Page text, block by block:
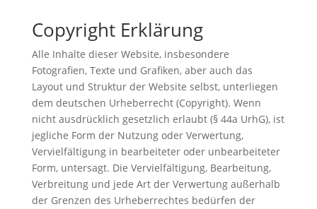
Copyright Erklärung
Alle Inhalte dieser Website, insbesondere
Fotografien, Texte und Grafiken, aber auch das
Layout und Struktur der Website selbst, unterliegen
dem deutschen Urheberrecht (Copyright). Wenn
nicht ausdrücklich gesetzlich erlaubt (§ 44a UrhG), ist
jegliche Form der Nutzung oder Verwertung,
Vervielfältigung in bearbeiteter oder unbearbeiteter
Form, untersagt. Die Vervielfältigung, Bearbeitung,
Verbreitung und jede Art der Verwertung außerhalb
der Grenzen des Urheberrechtes bedürfen der